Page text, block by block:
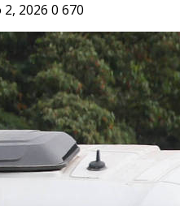
2, 2026 0 670